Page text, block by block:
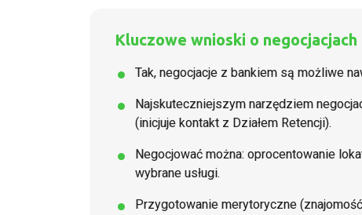
Kluczowe wnioski o negocjacjach
Tak, negocjacje z bankiem są możliwe
Najskuteczniejszym narzędziem
(inicjuje kontakt z Działem Retencji).
Negocjować można: oprocentowanie
wybrane usługi.
Przygotowanie merytoryczne